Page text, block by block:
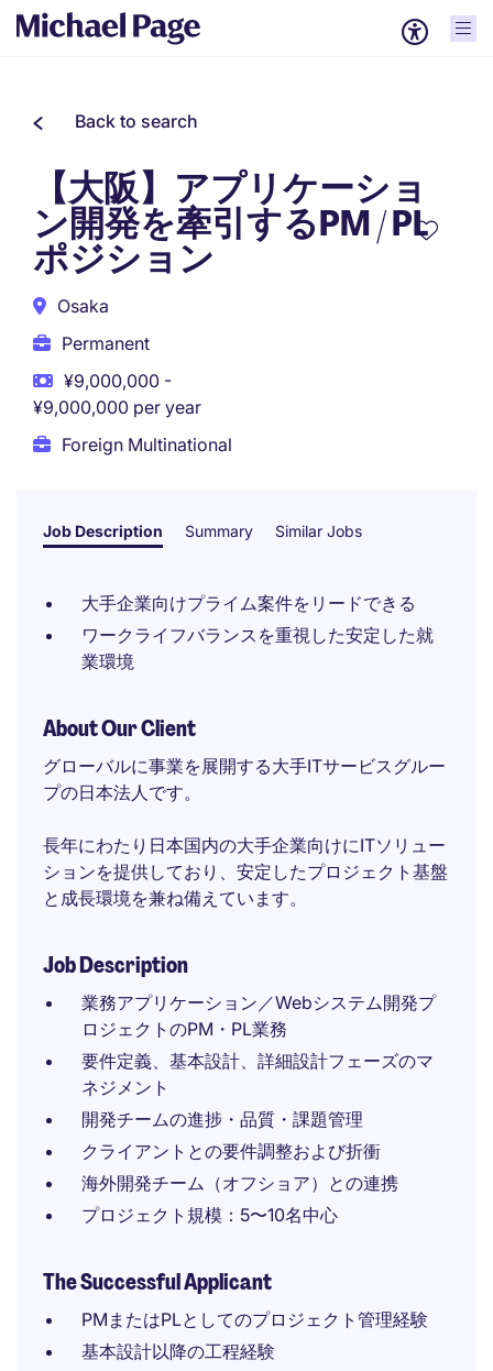
Back to search
【大阪】アプリケーショ
ン開発を牽引するPM / PL
ポジション
Osaka
Permanent
¥9,000,000 -
¥9,000,000 per year
Foreign Multinational
Job Description Summary Similar Jobs
大手企業向けプライム案件をリードできる
ワークライフバランスを重視した安定した就
業環境
About Our Client
グローバルに事業を展開する大手ITサービスグルー
プの日本法人です。
長年にわたり日本国内の大手企業向けにITソリュー
ションを提供しており、安定したプロジェクト基盤
と成長環境を兼ね備えています。
Job Description
業務アプリケーション／Webシステム開発プ
ロジェクトのPM・PL業務
要件定義、基本設計、詳細設計フェーズのマ
ネジメント
開発チームの進捗・品質・課題管理
クライアントとの要件調整および折衝
海外開発チーム（オフショア）との連携
プロジェクト規模：5〜10名中心
The Successful Applicant
PMまたはPLとしてのプロジェクト管理経験
基本設計以降の工程経験